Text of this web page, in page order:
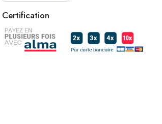
Certification